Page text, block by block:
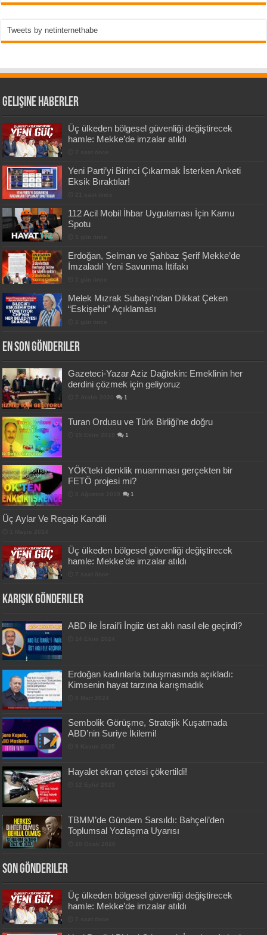
Tweets by netinternethabe
Gelişine Haberler
Üç ülkeden bölgesel güvenliği değiştirecek
hamle: Mekke’de imzalar atıldı
Yeni Parti’yi Birinci Çıkarmak İsterken Anketi
Eksik Bıraktılar!
112 Acil Mobil İhbar Uygulaması İçin Kamu
Spotu
Erdoğan, Selman ve Şahbaz Şerif Mekke’de
İmzaladı! Yeni Savunma İttifakı
Melek Mızrak Subaşı’ndan Dikkat Çeken
“Eskişehir” Açıklaması
En Son Gönderiler
Gazeteci-Yazar Aziz Dağtekin: Emeklinin her
derdini çözmek için geliyoruz
1
Turan Ordusu ve Türk Birliği’ne doğru
1
YÖK’teki denklik muamması gerçekten bir
FETÖ projesi mi?
1
Üç Aylar Ve Regaip Kandili
Üç ülkeden bölgesel güvenliği değiştirecek
hamle: Mekke’de imzalar atıldı
Karışık Gönderiler
ABD ile İsrail’i İngiiz üst aklı nasıl ele geçirdi?
Erdoğan kadınlarla buluşmasında açıkladı:
Kimsenin hayat tarzına karışmadık
Sembolik Görüşme, Stratejik Kuşatmada
ABD’nin Suriye İkilemi!
Hayalet ekran çetesi çökertildi!
TBMM’de Gündem Sarsıldı: Bahçeli’den
Toplumsal Yozlaşma Uyarısı
Son Gönderiler
Üç ülkeden bölgesel güvenliği değiştirecek
hamle: Mekke’de imzalar atıldı